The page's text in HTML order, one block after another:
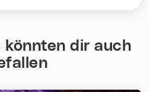
könnten dir auch